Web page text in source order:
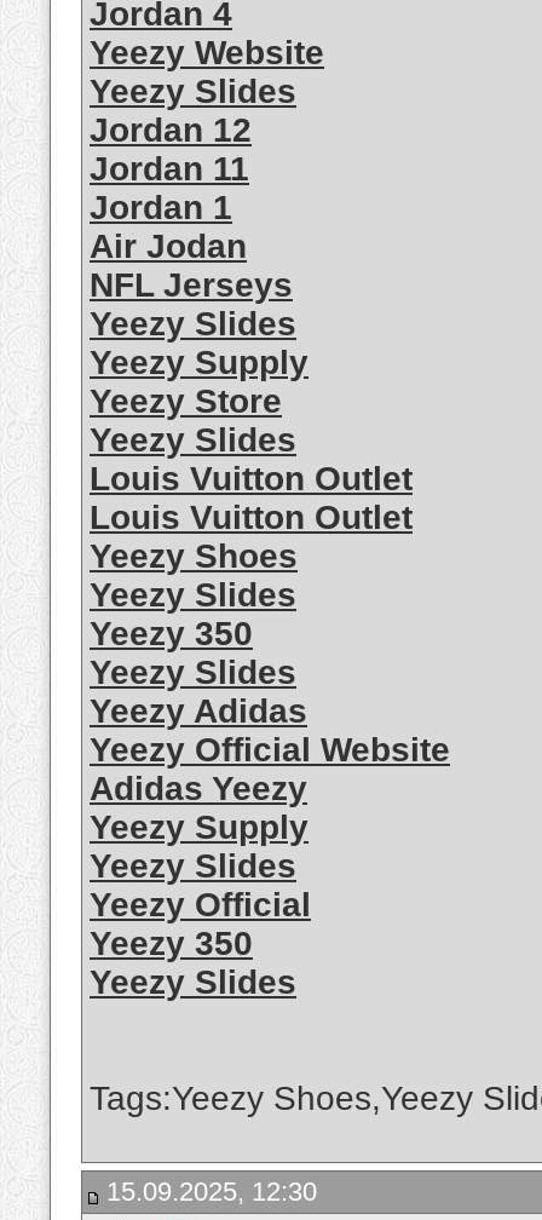
Jordan 4
Yeezy Website
Yeezy Slides
Jordan 12
Jordan 11
Jordan 1
Air Jodan
NFL Jerseys
Yeezy Slides
Yeezy Supply
Yeezy Store
Yeezy Slides
Louis Vuitton Outlet
Louis Vuitton Outlet
Yeezy Shoes
Yeezy Slides
Yeezy 350
Yeezy Slides
Yeezy Adidas
Yeezy Official Website
Adidas Yeezy
Yeezy Supply
Yeezy Slides
Yeezy Official
Yeezy 350
Yeezy Slides
Tags:Yeezy Shoes,Yeezy
15.09.2025, 12:30